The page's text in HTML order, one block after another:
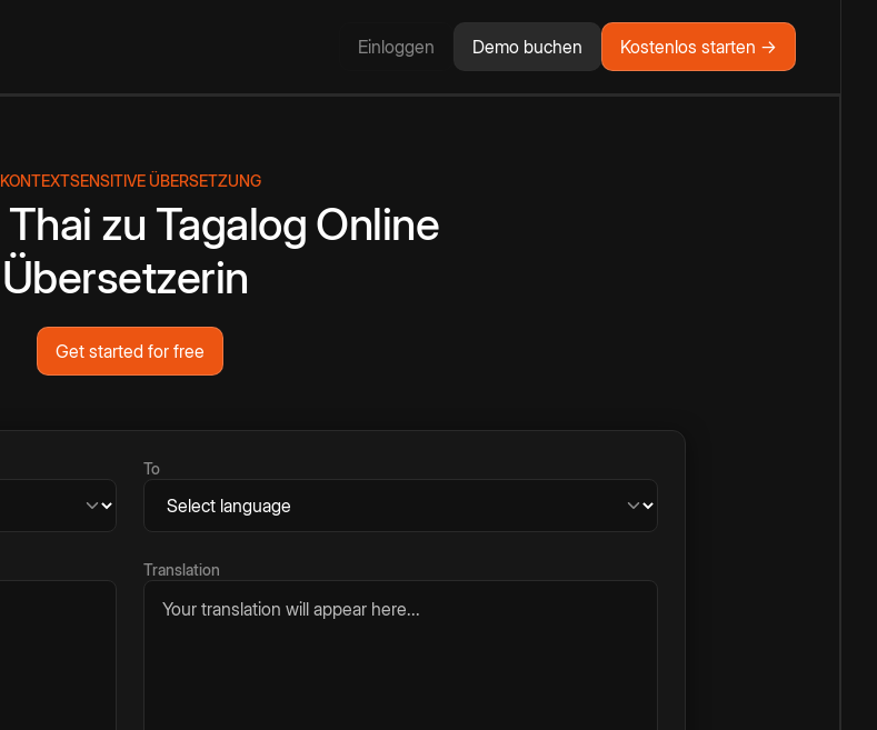
Einloggen Demo buchen Kostenlos starten →
KONTEXTSENSITIVE ÜBERSETZUNG
Thai zu Tagalog Online
Übersetzerin
Get started for free
To
Translation
Your translation will appear here...